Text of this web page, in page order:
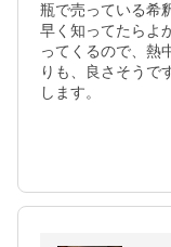
瓶で売っている希
早く知ってたらよ
ってくるので、熱
りも、良さそうで
します。